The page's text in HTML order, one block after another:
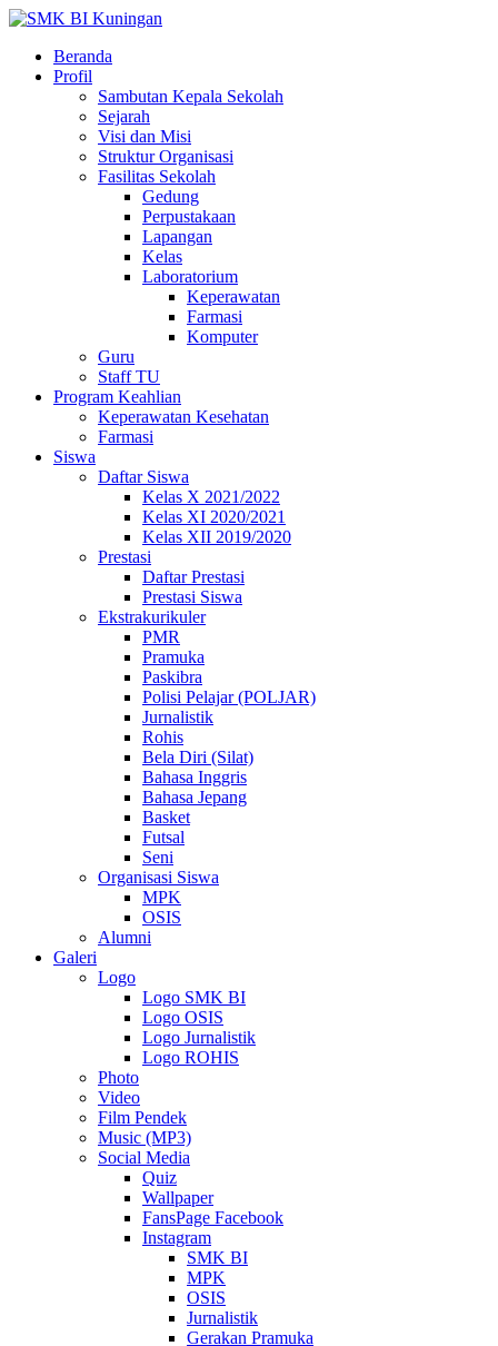
Beranda
Profil
Sambutan Kepala Sekolah
Sejarah
Visi dan Misi
Struktur Organisasi
Fasilitas Sekolah
Gedung
Perpustakaan
Lapangan
Kelas
Laboratorium
Keperawatan
Farmasi
Komputer
Guru
Staff TU
Program Keahlian
Keperawatan Kesehatan
Farmasi
Siswa
Daftar Siswa
Kelas X 2021/2022
Kelas XI 2020/2021
Kelas XII 2019/2020
Prestasi
Daftar Prestasi
Prestasi Siswa
Ekstrakurikuler
PMR
Pramuka
Paskibra
Polisi Pelajar (POLJAR)
Jurnalistik
Rohis
Bela Diri (Silat)
Bahasa Inggris
Bahasa Jepang
Basket
Futsal
Seni
Organisasi Siswa
MPK
OSIS
Alumni
Galeri
Logo
Logo SMK BI
Logo OSIS
Logo Jurnalistik
Logo ROHIS
Photo
Video
Film Pendek
Music (MP3)
Social Media
Quiz
Wallpaper
FansPage Facebook
Instagram
SMK BI
MPK
OSIS
Jurnalistik
Gerakan Pramuka